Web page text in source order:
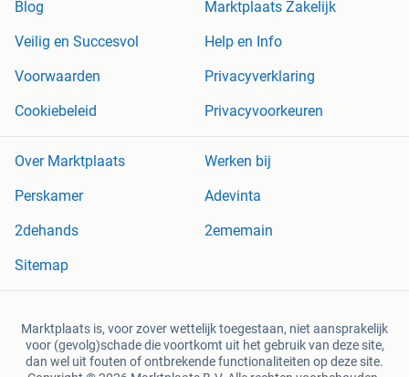
Blog
Marktplaats Zakelijk
Veilig en Succesvol
Help en Info
Voorwaarden
Privacyverklaring
Cookiebeleid
Privacyvoorkeuren
Over Marktplaats
Werken bij
Perskamer
Adevinta
2dehands
2ememain
Sitemap
Marktplaats is, voor zover wettelijk toegestaan, niet aansprakelijk
voor (gevolg)schade die voortkomt uit het gebruik van deze site,
dan wel uit fouten of ontbrekende functionaliteiten op deze site.